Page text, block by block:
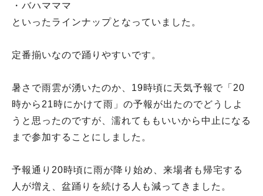
・バハマママ
といったラインナップとなっていました。
定番揃いなので踊りやすいです。
暑さで雨雲が湧いたのか、19時頃に天気予報で「20
時から21時にかけて雨」の予報が出たのでどうしよ
うと思ったのですが、濡れてももいいから中止になる
まで参加することにしました。
予報通り20時頃に雨が降り始め、来場者も帰宅する
人が増え、盆踊りを続ける人も減ってきました。